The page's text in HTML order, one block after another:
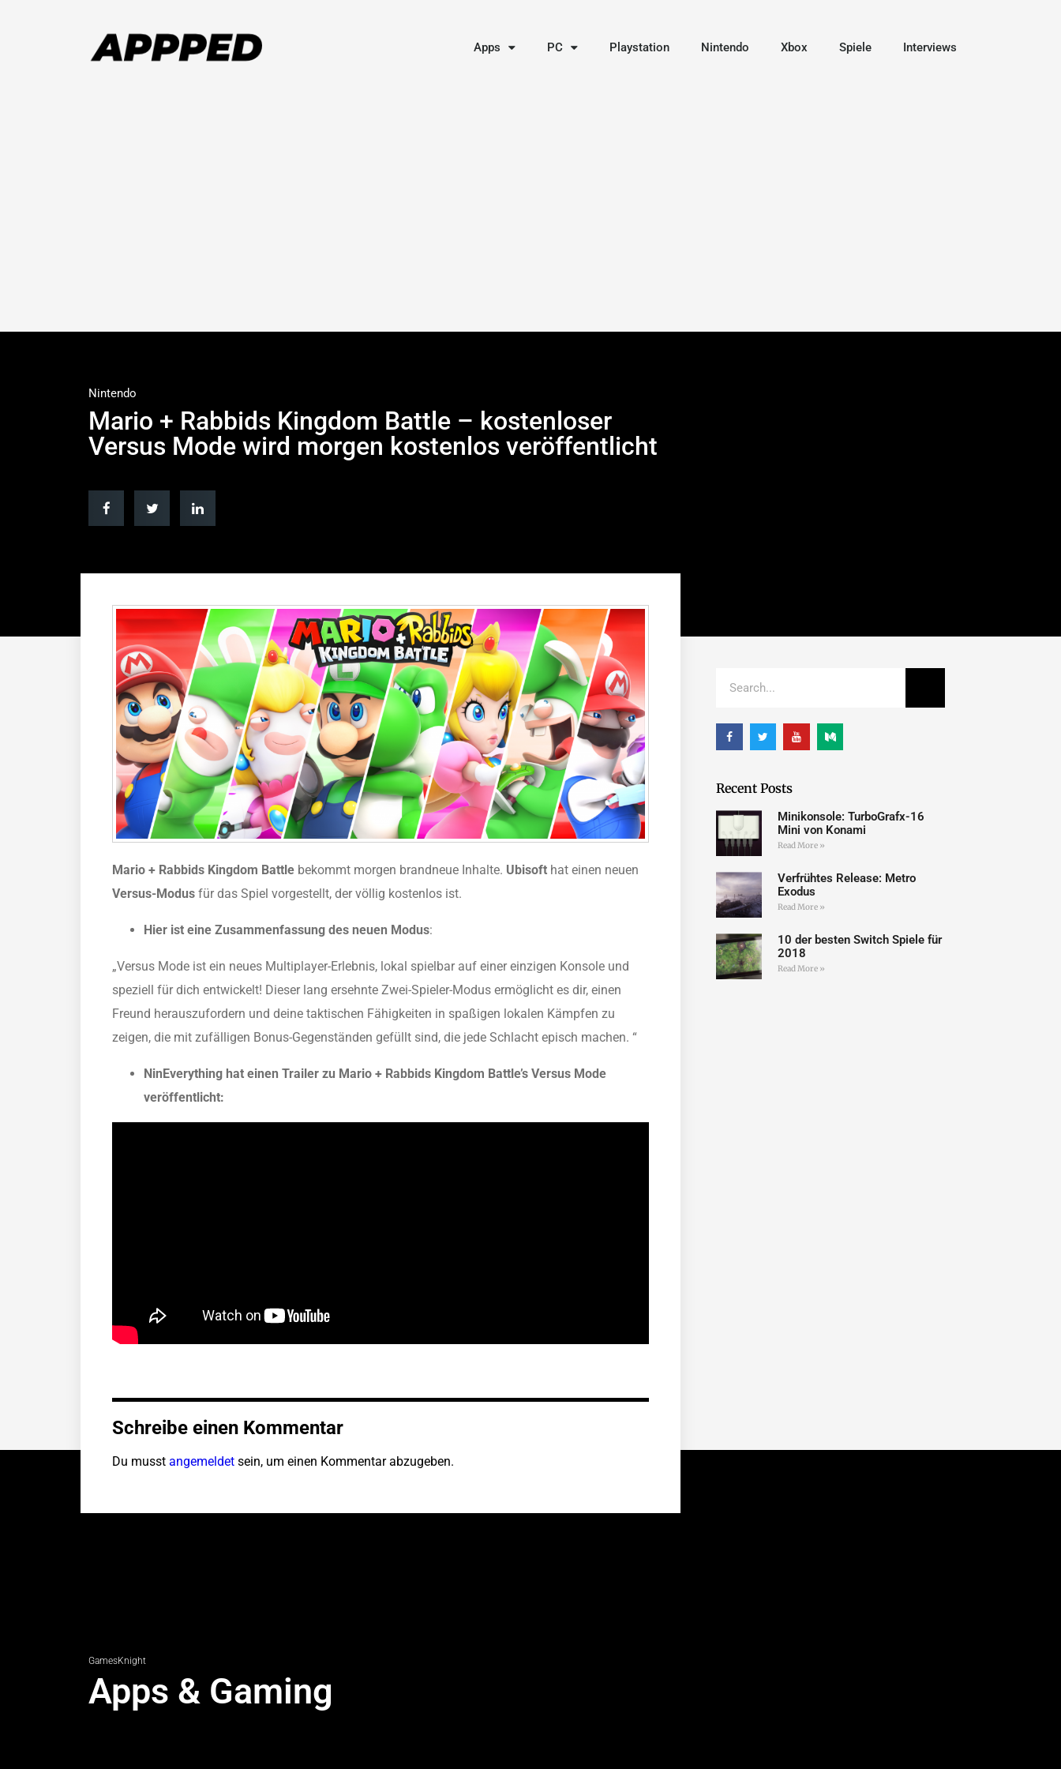
Apps PC Playstation Nintendo Xbox Spiele Interviews
Nintendo
Mario + Rabbids Kingdom Battle – kostenloser
Versus Mode wird morgen kostenlos veröffentlicht
Mario + Rabbids Kingdom Battle bekommt morgen brandneue Inhalte. Ubisoft hat einen neuen
Versus-Modus für das Spiel vorgestellt, der völlig kostenlos ist.
Hier ist eine Zusammenfassung des neuen Modus:
„Versus Mode ist ein neues Multiplayer-Erlebnis, lokal spielbar auf einer einzigen Konsole und
speziell für dich entwickelt! Dieser lang ersehnte Zwei-Spieler-Modus ermöglicht es dir, einen
Freund herauszufordern und deine taktischen Fähigkeiten in spaßigen lokalen Kämpfen zu
zeigen, die mit zufälligen Bonus-Gegenständen gefüllt sind, die jede Schlacht episch machen. “
NinEverything hat einen Trailer zu Mario + Rabbids Kingdom Battle’s Versus Mode
veröffentlicht:
Schreibe einen Kommentar
Du musst angemeldet sein, um einen Kommentar abzugeben.
Recent Posts
Minikonsole: TurboGrafx-16
Mini von Konami
Read More »
Verfrühtes Release: Metro
Exodus
Read More »
10 der besten Switch Spiele für
2018
Read More »
GamesKnight
Apps & Gaming